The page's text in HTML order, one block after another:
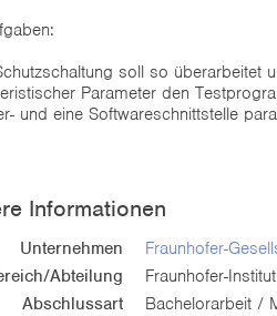
soll so überarbeitet
Parameter den
und eine Softwareschnittstelle
Informationen
Unternehmen
Fraunhofer-
Abteilung
Fraunhofer-
Abschlussart
Bachelorarbeit /